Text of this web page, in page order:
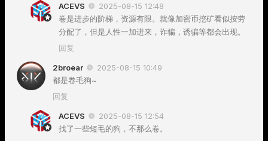
ACEVS
2025-08-15 12:48
卷是进步的阶梯，资源有限。就像加密币挖矿看似按劳
分配了，但是人性一加进来，诈骗，诱骗等都会出现。
回复
2broear
2025-08-15 10:49
都是卷毛狗~
回复
ACEVS
2025-08-15 12:54
找了一些短毛的狗，不那么卷。